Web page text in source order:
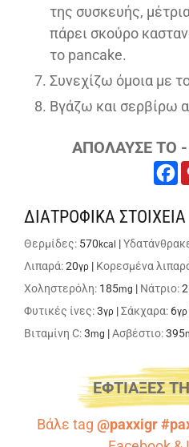
της συσκευής,
πάρει σκούρο
το pancake.
Συνεχίζω όμοια με
Βγάζω και σερβίρω
ΑΠΟΛΑΥΣΕ ΤΟ
ΔΙΑΤΡΟΦΙΚΑ ΣΤΟΙΧΕΙΑ
Θερμίδες: 570 kcal |
Λιπαρά:20γρ | Κορεσμένα
Χοληστερόλη: 185mg | Νάτριο:
Φυτικές ίνες:3γρ |Σάκχαρα: 6γρ
Βιταμίνη C:3mg |Ασβέστιο:395
ΕΦΤΙΑΞΕΣ
Βάλε tag @paxxigr